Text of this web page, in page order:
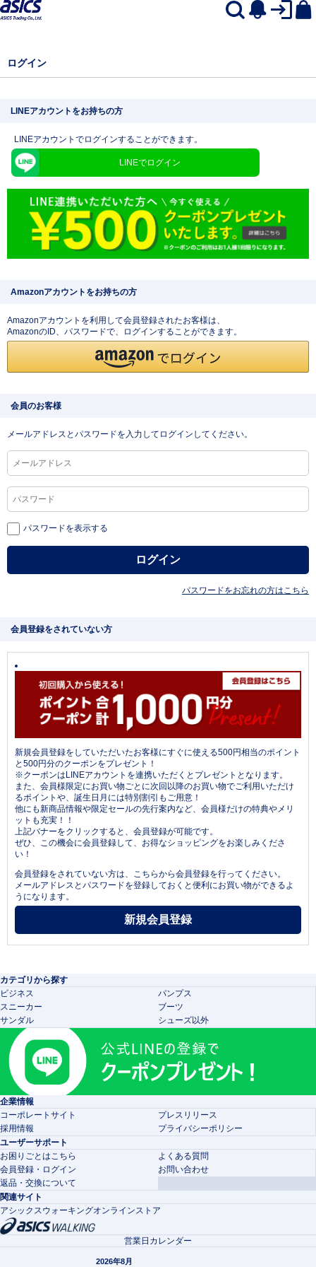
ログイン
LINEアカウントをお持ちの方
LINEアカウントでログインすることができます。
LINEでログイン
Amazonアカウントをお持ちの方
Amazonアカウントを利用して会員登録されたお客様は、
AmazonのID、パスワードで、ログインすることができます。
会員のお客様
メールアドレスとパスワードを入力してログインしてください。
パスワードを表示する
パスワードをお忘れの方はこちら
会員登録をされていない方
新規会員登録をしていただいたお客様にすぐに使える500円相当のポイント
と500円分のクーポンをプレゼント！
※クーポンはLINEアカウントを連携いただくとプレゼントとなります。
また、会員様限定にお買い物ごとに次回以降のお買い物でご利用いただけ
るポイントや、誕生日月には特別割引もご用意！
他にも新商品情報や限定セールの先行案内など、会員様だけの特典やメリ
ットも充実！！
上記バナーをクリックすると、会員登録が可能です。
ぜひ、この機会に会員登録して、お得なショッピングをお楽しみくださ
い！
会員登録をされていない方は、こちらから会員登録を行ってください。
メールアドレスとパスワードを登録しておくと便利にお買い物ができるよ
うになります。
カテゴリから探す
ビジネス
パンプス
スニーカー
ブーツ
サンダル
シューズ以外
企業情報
コーポレートサイト
プレスリリース
採用情報
プライバシーポリシー
ユーザーサポート
お困りごとはこちら
よくある質問
会員登録・ログイン
お問い合わせ
返品・交換について
関連サイト
アシックスウォーキングオンラインストア
営業日カレンダー
2026年8月